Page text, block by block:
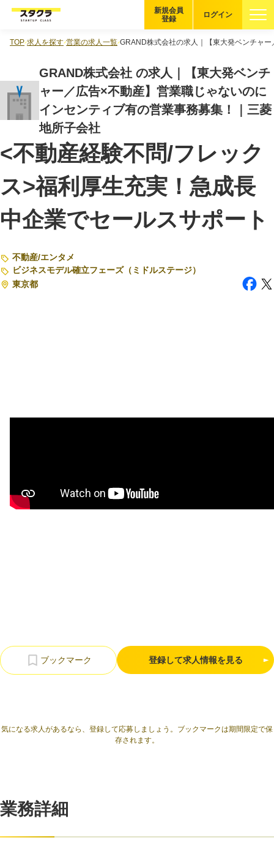
企業を探す
適性診断 無料・5分
スタクラが選ばれる理由
スタートアップ厳選の仕組み
紹介する企業について
登録者の転職・副業実績
Startup Magazine
お問い合わせ
ログイン
新規会員
登録
TOP 求人を探す 営業の求人一覧 GRAND株式会社の求人｜【東大発ベンチャ
GRAND株式会社 の求人｜【東大発ベンチ
ャー／広告×不動産】営業職じゃないのに
インセンティブ有の営業事務募集！｜三菱
地所子会社
<不動産経験不問/フレック
ス>福利厚生充実！急成長
中企業でセールスサポート
不動産/エンタメ
ビジネスモデル確立フェーズ（ミドルステージ）
東京都
登録して求人情報を見る
気になる求人があるなら、登録して応募しましょう。ブックマークは期間限定で保
存されます。
業務詳細